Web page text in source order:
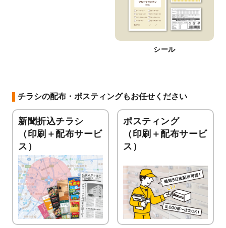
シール
チラシの配布・ポスティングもお任せください
新聞折込チラシ
（印刷＋配布サービ
ス）
ポスティング
（印刷＋配布サービ
ス）